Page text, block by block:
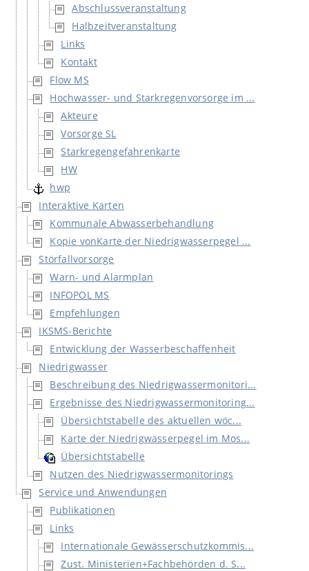
Abschlussveranstaltung
Halbzeitveranstaltung
Links
Kontakt
Flow MS
Hochwasser- und Starkregenvorsorge im ...
Akteure
Vorsorge SL
Starkregengefahrenkarte
HW
hwp
Interaktive Karten
Kommunale Abwasserbehandlung
Kopie vonKarte der Niedrigwasserpegel ...
Störfallvorsorge
Warn- und Alarmplan
INFOPOL MS
Empfehlungen
IKSMS-Berichte
Entwicklung der Wasserbeschaffenheit
Niedrigwasser
Beschreibung des Niedrigwassermonitori...
Ergebnisse des Niedrigwassermonitoring...
Übersichtstabelle des aktuellen wöc...
Karte der Niedrigwasserpegel im Mos...
Übersichtstabelle
Nutzen des Niedrigwassermonitorings
Service und Anwendungen
Publikationen
Links
Internationale Gewässerschutzkommis...
Zust. Ministerien+Fachbehörden d. S...